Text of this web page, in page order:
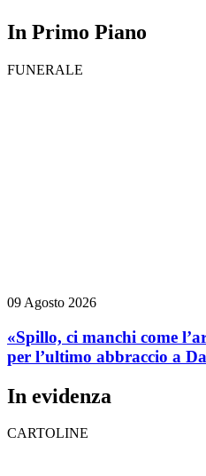
In Primo Piano
FUNERALE
09 Agosto 2026
«Spillo, ci manchi come
per l’ultimo abbraccio a
In evidenza
CARTOLINE